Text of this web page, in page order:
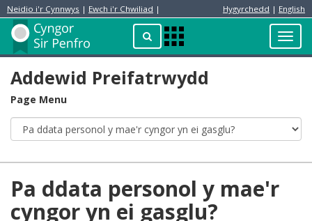
Neidio i'r Cynnwys | Ewch i'r Chwiliad | Hygyrchedd | English
ChwilioApps
Menu
Preswylydd
Addewid Preifatrwydd
Page Menu
Pa ddata personol y mae'r
cyngor yn ei gasglu?